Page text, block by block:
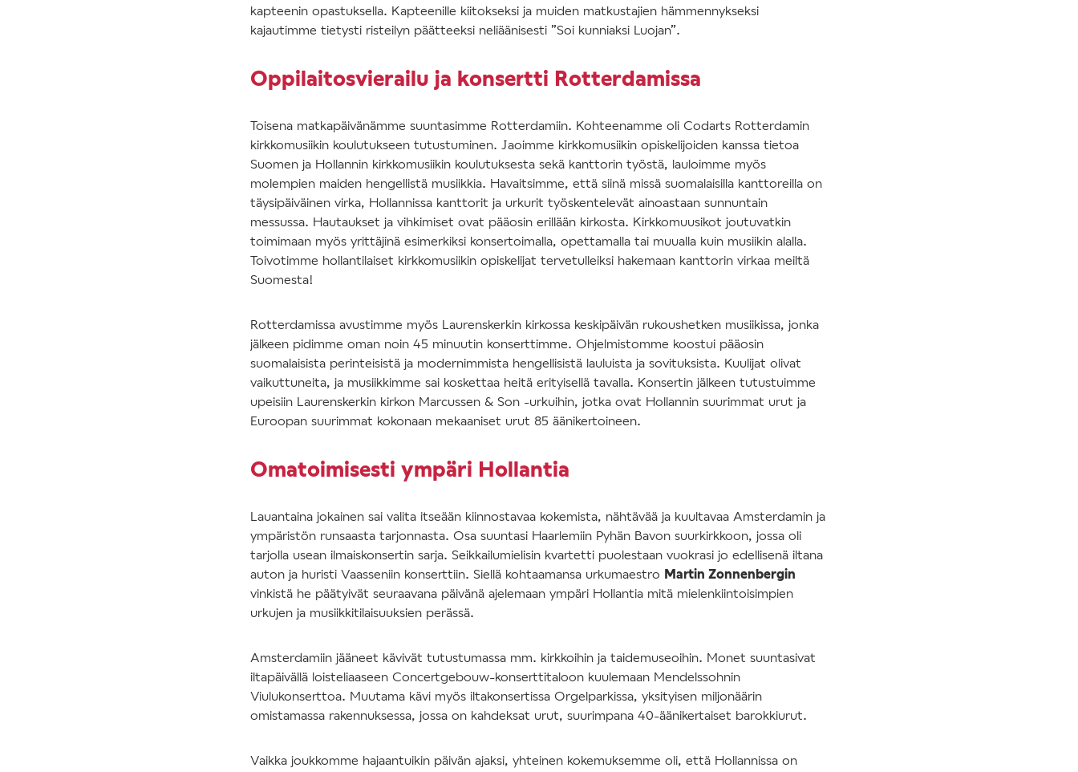
kapteenin opastuksella. Kapteenille kiitokseksi ja muiden matkustajien hämmennykseksi
kajautimme tietysti risteilyn päätteeksi neliäänisesti ”Soi kunniaksi Luojan”.
Oppilaitosvierailu ja konsertti Rotterdamissa
Toisena matkapäivänämme suuntasimme Rotterdamiin. Kohteenamme oli Codarts Rotterdamin
kirkkomusiikin koulutukseen tutustuminen. Jaoimme kirkkomusiikin opiskelijoiden kanssa tietoa
Suomen ja Hollannin kirkkomusiikin koulutuksesta sekä kanttorin työstä, lauloimme myös
molempien maiden hengellistä musiikkia. Havaitsimme, että siinä missä suomalaisilla kanttoreilla on
täysipäiväinen virka, Hollannissa kanttorit ja urkurit työskentelevät ainoastaan sunnuntain
messussa. Hautaukset ja vihkimiset ovat pääosin erillään kirkosta. Kirkkomuusikot joutuvatkin
toimimaan myös yrittäjinä esimerkiksi konsertoimalla, opettamalla tai muualla kuin musiikin alalla.
Toivotimme hollantilaiset kirkkomusiikin opiskelijat tervetulleiksi hakemaan kanttorin virkaa meiltä
Suomesta!
Rotterdamissa avustimme myös Laurenskerkin kirkossa keskipäivän rukoushetken musiikissa, jonka
jälkeen pidimme oman noin 45 minuutin konserttimme. Ohjelmistomme koostui pääosin
suomalaisista perinteisistä ja modernimmista hengellisistä lauluista ja sovituksista. Kuulijat olivat
vaikuttuneita, ja musiikkimme sai koskettaa heitä erityisellä tavalla. Konsertin jälkeen tutustuimme
upeisiin Laurenskerkin kirkon Marcussen & Son -urkuihin, jotka ovat Hollannin suurimmat urut ja
Euroopan suurimmat kokonaan mekaaniset urut 85 äänikertoineen.
Omatoimisesti ympäri Hollantia
Lauantaina jokainen sai valita itseään kiinnostavaa kokemista, nähtävää ja kuultavaa Amsterdamin ja
ympäristön runsaasta tarjonnasta. Osa suuntasi Haarlemiin Pyhän Bavon suurkirkkoon, jossa oli
tarjolla usean ilmaiskonsertin sarja. Seikkailumielisin kvartetti puolestaan vuokrasi jo edellisenä iltana
auton ja huristi Vaasseniin konserttiin. Siellä kohtaamansa urkumaestro Martin Zonnenbergin
vinkistä he päätyivät seuraavana päivänä ajelemaan ympäri Hollantia mitä mielenkiintoisimpien
urkujen ja musiikkitilaisuuksien perässä.
Amsterdamiin jääneet kävivät tutustumassa mm. kirkkoihin ja taidemuseoihin. Monet suuntasivat
iltapäivällä loisteliaaseen Concertgebouw-konserttitaloon kuulemaan Mendelssohnin
Viulukonserttoa. Muutama kävi myös iltakonsertissa Orgelparkissa, yksityisen miljonäärin
omistamassa rakennuksessa, jossa on kahdeksat urut, suurimpana 40-äänikertaiset barokkiurut.
Vaikka joukkomme hajaantuikin päivän ajaksi, yhteinen kokemuksemme oli, että Hollannissa on